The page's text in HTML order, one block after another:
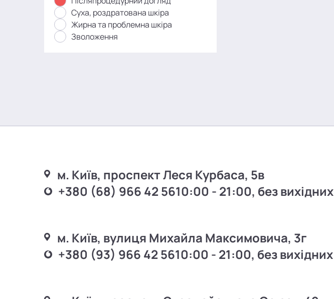
Суха, роздратована шкіра
Жирна та проблемна шкіра
Зволоження
м. Київ, проспект Леся Курбаса, 5в
+380 (68) 966 42 5610:00 - 21:00, без вихідних
м. Київ, вулиця Михайла Максимовича, 3г
+380 (93) 966 42 5610:00 - 21:00, без вихідних